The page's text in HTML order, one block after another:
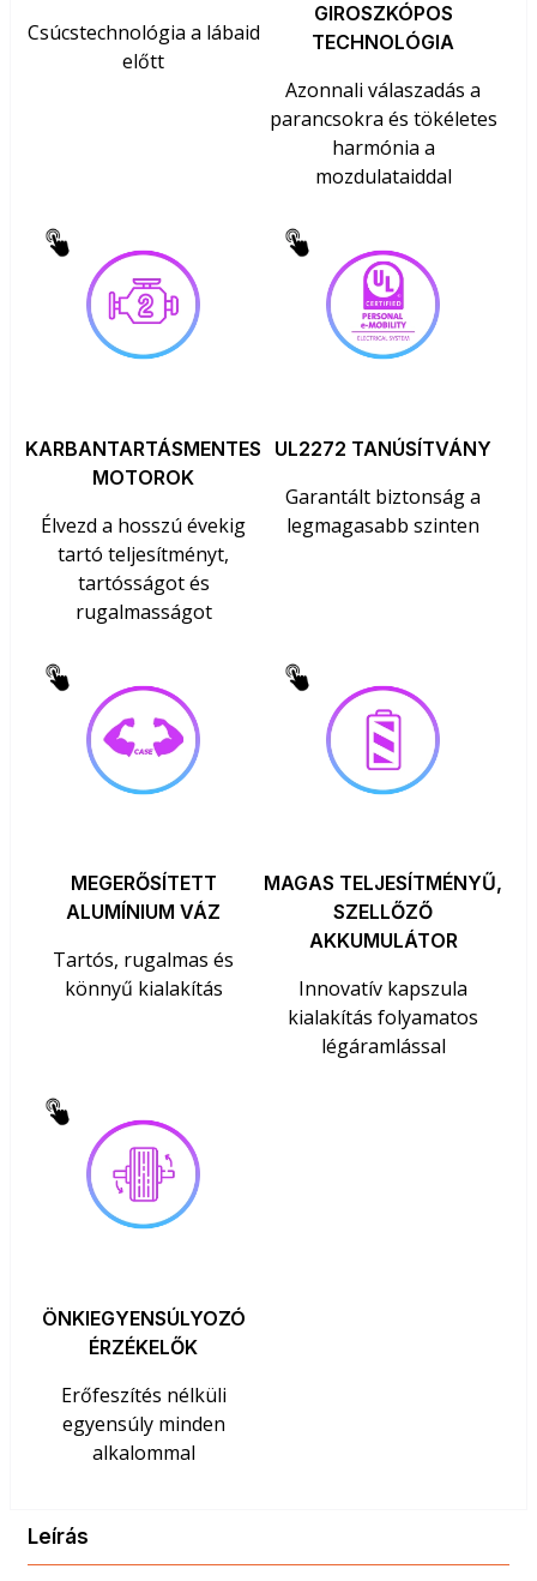
Csúcstechnológia a lábaid
előtt
GIROSZKÓPOS
TECHNOLÓGIA
Azonnali válaszadás a
parancsokra és tökéletes
harmónia a
mozdulataiddal
KARBANTARTÁSMENTES
MOTOROK
Élvezd a hosszú évekig
tartó teljesítményt,
tartósságot és
rugalmasságot
UL2272 TANÚSÍTVÁNY
Garantált biztonság a
legmagasabb szinten
MEGERŐSÍTETT
ALUMÍNIUM VÁZ
Tartós, rugalmas és
könnyű kialakítás
MAGAS TELJESÍTMÉNYŰ,
SZELLŐZŐ
AKKUMULÁTOR
Innovatív kapszula
kialakítás folyamatos
légáramlással
ÖNKIEGYENSÚLYOZÓ
ÉRZÉKELŐK
Erőfeszítés nélküli
egyensúly minden
alkalommal
Leírás